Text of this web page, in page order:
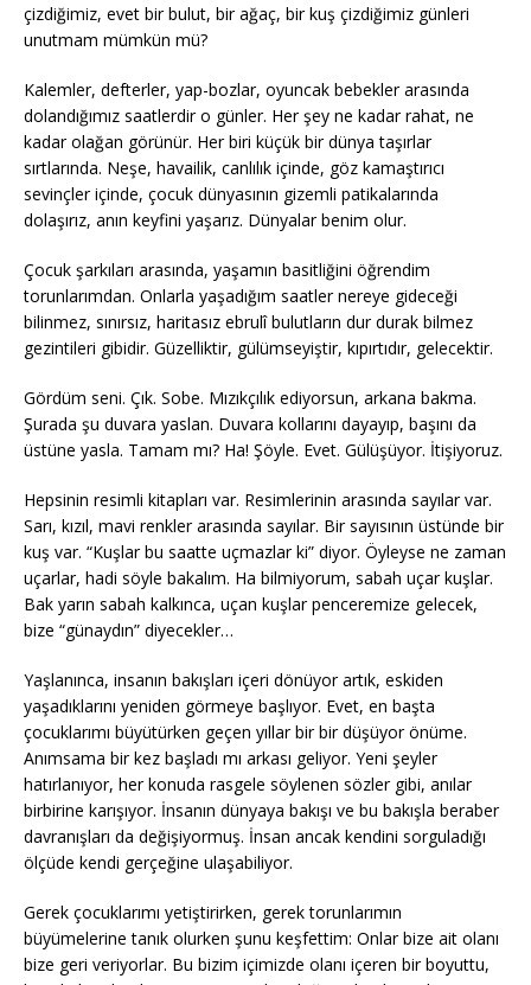
çizdiğimiz, evet bir bulut, bir ağaç, bir kuş çizdiğimiz günleri
unutmam mümkün mü?
Kalemler, defterler, yap-bozlar, oyuncak bebekler arasında
dolandığımız saatlerdir o günler. Her şey ne kadar rahat, ne
kadar olağan görünür. Her biri küçük bir dünya taşırlar
sırtlarında. Neşe, havailik, canlılık içinde, göz kamaştırıcı
sevinçler içinde, çocuk dünyasının gizemli patikalarında
dolaşırız, anın keyfini yaşarız. Dünyalar benim olur.
Çocuk şarkıları arasında, yaşamın basitliğini öğrendim
torunlarımdan. Onlarla yaşadığım saatler nereye gideceği
bilinmez, sınırsız, haritasız ebrulî bulutların dur durak bilmez
gezintileri gibidir. Güzelliktir, gülümseyiştir, kıpırtıdır, gelecektir.
Gördüm seni. Çık. Sobe. Mızıkçılık ediyorsun, arkana bakma.
Şurada şu duvara yaslan. Duvara kollarını dayayıp, başını da
üstüne yasla. Tamam mı? Ha! Şöyle. Evet. Gülüşüyor. İtişiyoruz.
Hepsinin resimli kitapları var. Resimlerinin arasında sayılar var.
Sarı, kızıl, mavi renkler arasında sayılar. Bir sayısının üstünde bir
kuş var. “Kuşlar bu saatte uçmazlar ki” diyor. Öyleyse ne zaman
uçarlar, hadi söyle bakalım. Ha bilmiyorum, sabah uçar kuşlar.
Bak yarın sabah kalkınca, uçan kuşlar penceremize gelecek,
bize “günaydın” diyecekler…
Yaşlanınca, insanın bakışları içeri dönüyor artık, eskiden
yaşadıklarını yeniden görmeye başlıyor. Evet, en başta
çocuklarımı büyütürken geçen yıllar bir bir düşüyor önüme.
Anımsama bir kez başladı mı arkası geliyor. Yeni şeyler
hatırlanıyor, her konuda rasgele söylenen sözler gibi, anılar
birbirine karışıyor. İnsanın dünyaya bakışı ve bu bakışla beraber
davranışları da değişiyormuş. İnsan ancak kendini sorguladığı
ölçüde kendi gerçeğine ulaşabiliyor.
Gerek çocuklarımı yetiştirirken, gerek torunlarımın
büyümelerine tanık olurken şunu keşfettim: Onlar bize ait olanı
bize geri veriyorlar. Bu bizim içimizde olanı içeren bir boyuttu,